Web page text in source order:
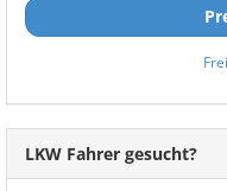
LKW Fahrer gesucht?